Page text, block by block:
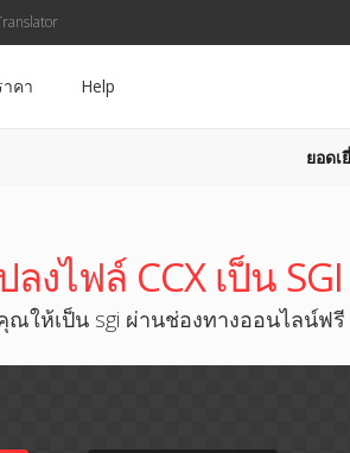
คา Help
ยอดเ
งไฟล์ CCX เป็น SGI
ณให้เป็น sgi ผ่านช่องทางออนไลน์ฟรี